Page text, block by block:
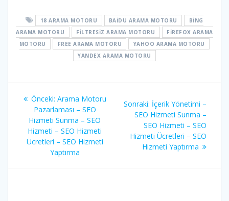
18 ARAMA MOTORU BAIDU ARAMA MOTORU
BING
ARAMA MOTORU
FILTRESIZ ARAMA MOTORU
FIREFOX ARAMA
MOTORU
FREE ARAMA MOTORU
YAHOO ARAMA MOTORU
YANDEX ARAMA MOTORU
Yazı
gezinmesi
Önceki: Önceki
yazı:
Arama Motoru
Pazarlaması – SEO
Hizmeti Sunma – SEO
Hizmeti – SEO Hizmeti
Ücretleri – SEO Hizmeti
Yaptırma
Sonraki: Sonraki
yazı:
İçerik Yönetimi –
SEO Hizmeti Sunma –
SEO Hizmeti – SEO
Hizmeti Ücretleri – SEO
Hizmeti Yaptırma